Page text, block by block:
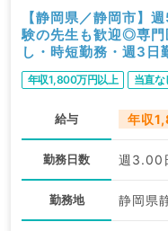
【静岡県／静岡市】
験の先生も歓迎◎専門
し・時短勤務・週3日
事（内科系・外科系
年収1,800万円以上 当直な
給与 年収
勤務日数 週3.00
勤務地 静岡県